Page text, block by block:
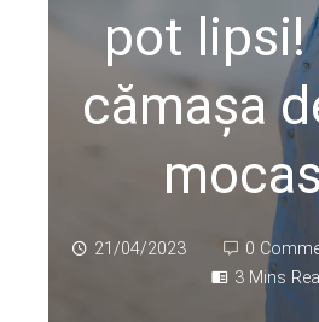
pot lipsi!
cămașa
21/04/2023 0
3 Mins